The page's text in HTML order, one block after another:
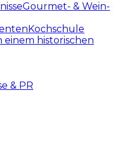
Gourmet- & Wein-
Kochschule
historischen
& PR